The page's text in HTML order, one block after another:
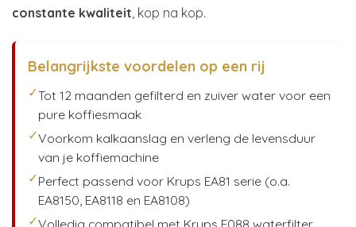
constante kwaliteit, kop na kop.
Belangrijkste voordelen op een rij
✓Tot 12 maanden gefilterd en zuiver water voor een
pure koffiesmaak
✓Voorkom kalkaanslag en verleng de levensduur
van je koffiemachine
✓Perfect passend voor Krups EA81 serie (o.a.
EA8150, EA8118 en EA8108)
✓